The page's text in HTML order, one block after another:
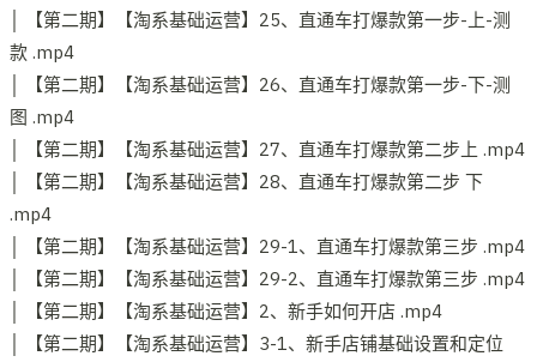
│ 【第二期】【淘系基础运营】25、直通车打爆款第一步-上-测
款 .mp4
│ 【第二期】【淘系基础运营】26、直通车打爆款第一步-下-测
图 .mp4
│ 【第二期】【淘系基础运营】27、直通车打爆款第二步上 .mp4
│ 【第二期】【淘系基础运营】28、直通车打爆款第二步 下
.mp4
│ 【第二期】【淘系基础运营】29-1、直通车打爆款第三步 .mp4
│ 【第二期】【淘系基础运营】29-2、直通车打爆款第三步 .mp4
│ 【第二期】【淘系基础运营】2、新手如何开店 .mp4
│ 【第二期】【淘系基础运营】3-1、新手店铺基础设置和定位